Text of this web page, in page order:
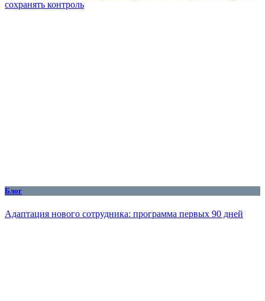
сохранять контроль
Блог
Адаптация нового сотрудника: программа первых 90 дней